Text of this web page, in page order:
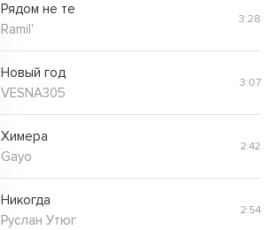
Рядом не те
Ramil'
3:28
Новый год
VESNA305
3:07
Химера
Gayo
2:42
Никогда
Руслан Утюг
2:54